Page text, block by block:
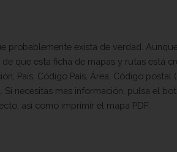
probablemente exista de verdad.
que esta ficha de mapas y rutas está
País, Código País, Área, Código
necesitas mas información, pulsa el
así como imprimir el mapa PDF.